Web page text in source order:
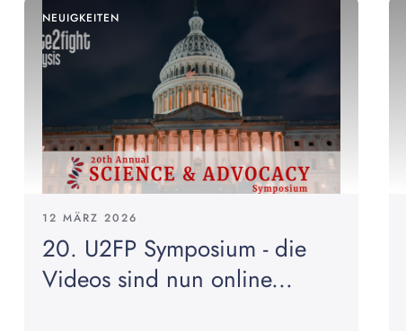
NEUIGKEITEN
12 MÄRZ 2026
20. U2FP Symposium - die
Videos sind nun online...